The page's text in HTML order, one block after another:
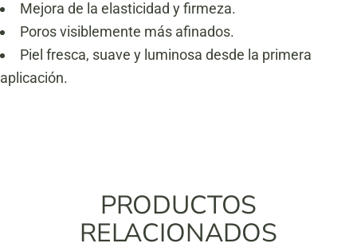
Mejora de la elasticidad y firmeza.
Poros visiblemente más afinados.
Piel fresca, suave y luminosa desde la primera
aplicación.
PRODUCTOS
RELACIONADOS